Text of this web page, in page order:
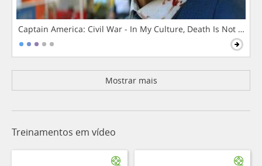
Captain America: Civil War - In My Culture, Death Is Not The
Mostrar mais
Treinamentos em vídeo